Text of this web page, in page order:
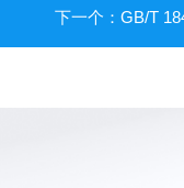
下一个：GB/T